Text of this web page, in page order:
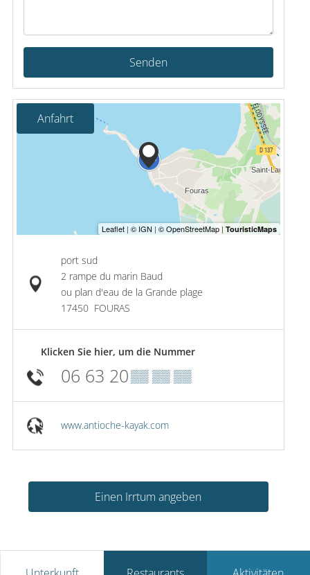
Senden
Anfahrt
port sud
2 rampe du marin Baud
ou plan d'eau de la Grande plage
17450 FOURAS
Klicken Sie hier, um die Nummer
06 63 20▒▒ ▒▒ ▒▒
www.antioche-kayak.com
Einen Irrtum angeben